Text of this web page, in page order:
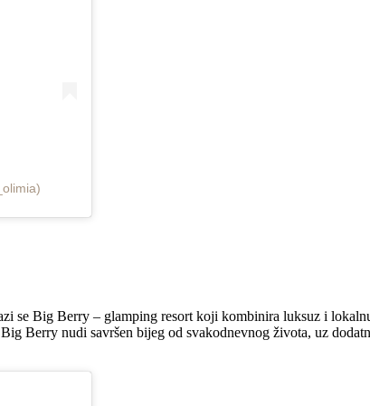
se Big Berry – glamping resort koji kombinira luksuz i
Berry nudi savršen bijeg od svakodnevnog života, uz